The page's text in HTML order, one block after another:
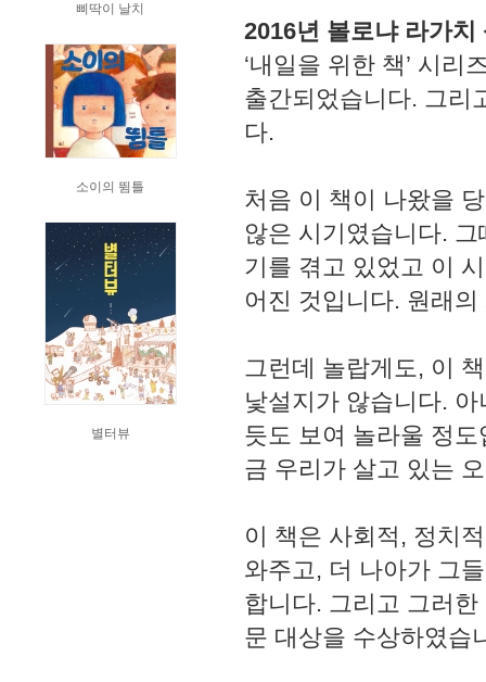
삐딱이 날치
소이의 뜀틀
별터뷰
2016년 볼로냐 라가
‘내일을 위한 책’ 시
출간되었습니다. 그리
다.
처음 이 책이 나왔을
않은 시기였습니다.
기를 겪고 있었고 이
어진 것입니다. 원래
그런데 놀랍게도, 이
낯설지가 않습니다.
듯도 보여 놀라울 정도
금 우리가 살고 있는
이 책은 사회적, 정치
와주고, 더 나아가 그
합니다. 그리고 그러
문 대상을 수상하였습